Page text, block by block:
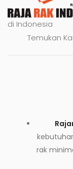
di Indonesia
Temukan
rak